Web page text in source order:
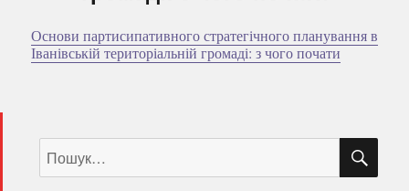
Основи партисипативного стратегічного планування в
Іванівській територіальній громаді: з чого почати
за
запитом: